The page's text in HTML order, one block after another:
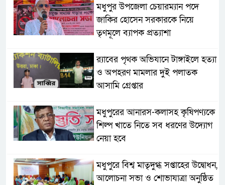
মধুপুর উপজেলা চেয়ারম্যান পদে
জাকির হোসেন সরকারকে নিয়ে
তৃণমূলে ব্যাপক প্রত্যাশা
র‌্যাবের পৃথক অভিযানে টাঙ্গাইলে হত্যা
ও অপহরণ মামলার দুই পলাতক
আসামি গ্রেপ্তার
মধুপুরের আনারস-কলাসহ কৃষিপণ্যকে
শিল্প খাতে নিতে সব ধরণের উদ্যোগ
নেয়া হবে
মধুপুরে বিশ্ব মাতৃদুগ্ধ সপ্তাহের উদ্বোধন,
আলোচনা সভা ও শোভাযাত্রা অনুষ্ঠিত